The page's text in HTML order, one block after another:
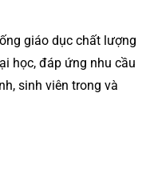
giáo dục chất lượng
học, đáp ứng nhu cầu
sinh viên trong và